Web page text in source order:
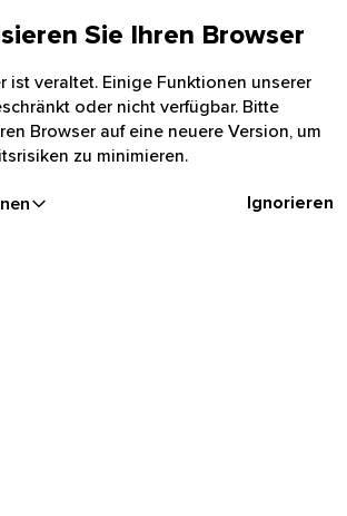
Sie Ihren Browser
ist veraltet. Einige Funktionen unserer
oder nicht verfügbar. Bitte
Browser auf eine neuere Version, um
zu minimieren.
Ignorieren